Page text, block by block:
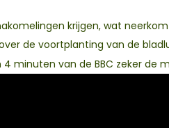
krijgen, wat
de voortplanting van de
minuten van de BBC zeker de